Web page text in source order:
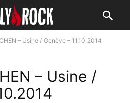
– Usine / Genève – 11.10.2014
– Usine /